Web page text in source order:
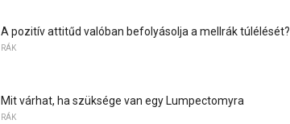
A pozitív attitűd valóban befolyásolja a mellrák túlélését?
RÁK
Mit várhat, ha szüksége van egy Lumpectomyra
RÁK